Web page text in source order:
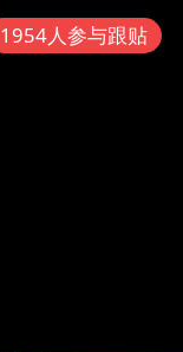
1954人参与跟贴